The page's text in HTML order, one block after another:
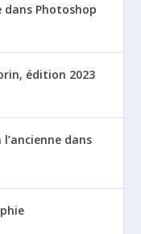
dans Photoshop
édition 2023
dans